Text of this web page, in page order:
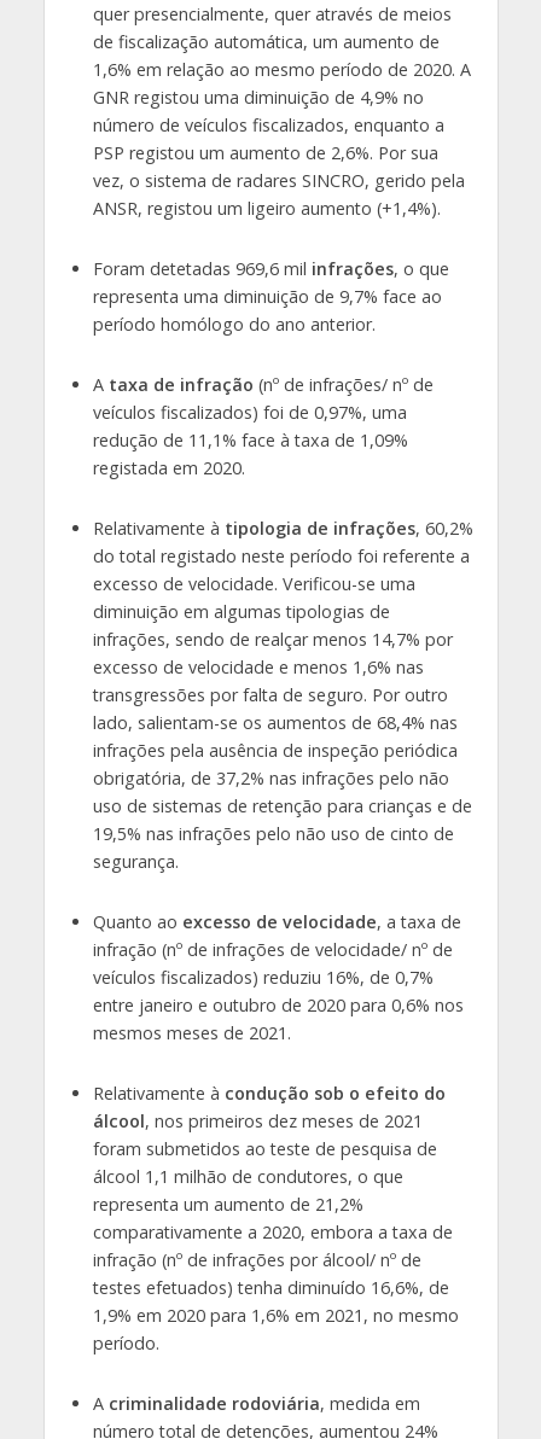
quer presencialmente, quer através de meios
de fiscalização automática, um aumento de
1,6% em relação ao mesmo período de 2020. A
GNR registou uma diminuição de 4,9% no
número de veículos fiscalizados, enquanto a
PSP registou um aumento de 2,6%. Por sua
vez, o sistema de radares SINCRO, gerido pela
ANSR, registou um ligeiro aumento (+1,4%).
Foram detetadas 969,6 mil infrações, o que
representa uma diminuição de 9,7% face ao
período homólogo do ano anterior.
A taxa de infração (nº de infrações/ nº de
veículos fiscalizados) foi de 0,97%, uma
redução de 11,1% face à taxa de 1,09%
registada em 2020.
Relativamente à tipologia de infrações, 60,2%
do total registado neste período foi referente a
excesso de velocidade. Verificou-se uma
diminuição em algumas tipologias de
infrações, sendo de realçar menos 14,7% por
excesso de velocidade e menos 1,6% nas
transgressões por falta de seguro. Por outro
lado, salientam-se os aumentos de 68,4% nas
infrações pela ausência de inspeção periódica
obrigatória, de 37,2% nas infrações pelo não
uso de sistemas de retenção para crianças e de
19,5% nas infrações pelo não uso de cinto de
segurança.
Quanto ao excesso de velocidade, a taxa de
infração (nº de infrações de velocidade/ nº de
veículos fiscalizados) reduziu 16%, de 0,7%
entre janeiro e outubro de 2020 para 0,6% nos
mesmos meses de 2021.
Relativamente à condução sob o efeito do
álcool, nos primeiros dez meses de 2021
foram submetidos ao teste de pesquisa de
álcool 1,1 milhão de condutores, o que
representa um aumento de 21,2%
comparativamente a 2020, embora a taxa de
infração (nº de infrações por álcool/ nº de
testes efetuados) tenha diminuído 16,6%, de
1,9% em 2020 para 1,6% em 2021, no mesmo
período.
A criminalidade rodoviária, medida em
número total de detenções, aumentou 24%